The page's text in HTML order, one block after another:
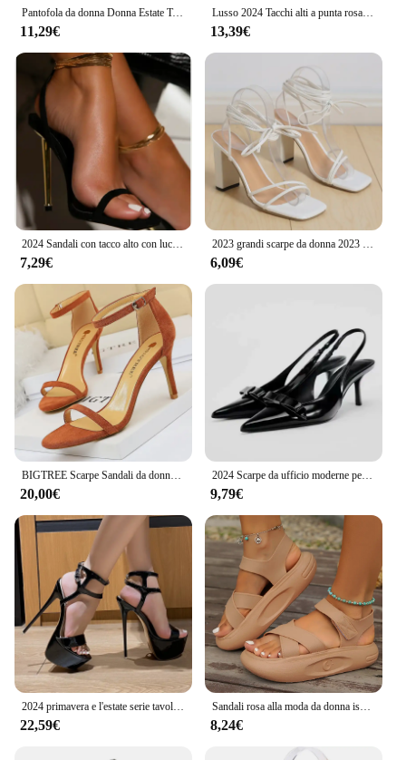
Pantofola da donna Donna Estate Tacco piatto Scarpe romane Sandali con tacco basso Calzature 2024 Gladiatore da donna Open Toe Beach Ladies
11,29€
Lusso 2024 Tacchi alti a punta rosa Tacchi alti sottili da donna Eleganti nuovi sandali estivi di alta qualità con testa in stile francese
13,39€
2024 Sandali con tacco alto con lucchetto in oro da donna sexy Sandali con tacco a spillo in metallo con cinturino singolo sottile Scarpe con tacco in oro 36-43
7,29€
2023 grandi scarpe da donna 2023 estate sandali da donna cinturino incrociato in pelle tacchi alti Sexy testa quadrata tacchi sottili tacchi alti
6,09€
20,00€
2024 Scarpe da ufficio moderne per donna Sandali da sposa neri con cinturino alla caviglia e punta a punta Decorazione a farfalla Sandali con tacco alto femminili
9,79€
22,59€
Sandali rosa alla moda da donna ispessiti ed elevati, comodi e morbidi, di tendenza, per l'estate
8,24€